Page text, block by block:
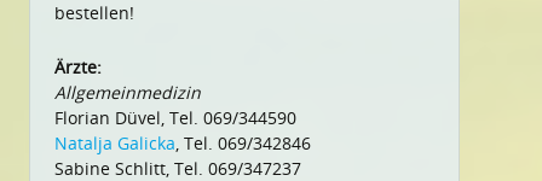
bestellen!
Ärzte:
Allgemeinmedizin
Florian Düvel, Tel. 069/344590
Natalja Galicka, Tel. 069/342846
Sabine Schlitt, Tel. 069/347237